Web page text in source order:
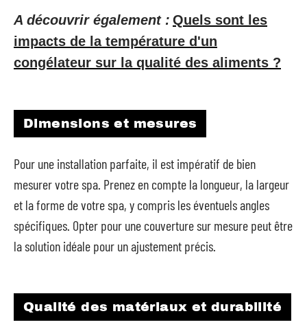
A découvrir également : Quels sont les
impacts de la température d'un
congélateur sur la qualité des aliments ?
Dimensions et mesures
Pour une installation parfaite, il est impératif de bien
mesurer votre spa. Prenez en compte la longueur, la largeur
et la forme de votre spa, y compris les éventuels angles
spécifiques. Opter pour une couverture sur mesure peut être
la solution idéale pour un ajustement précis.
Qualité des matériaux et durabilité